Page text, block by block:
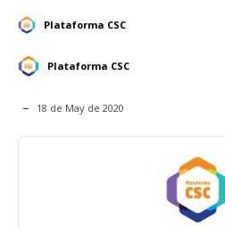
Plataforma CSC
Plataforma CSC
18 de May de 2020